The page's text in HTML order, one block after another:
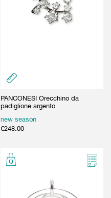
PANCONESI Orecchino da
padiglione argento
new season
€248.00